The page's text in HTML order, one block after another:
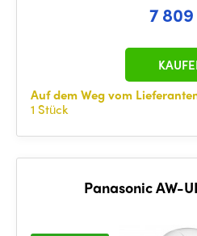
7
Auf dem Weg vom
1 Stück
Panasonic AW-